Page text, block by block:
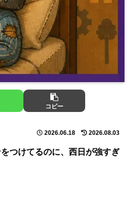
コピー
2026.06.18 2026.08.03
つけてるのに、西日が強すぎ